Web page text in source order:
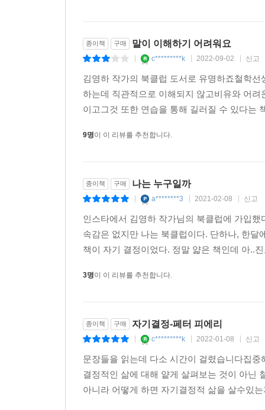
종이책 구매 말이 이해하기 어려워요
c*********k 2022-09-02 신고
김영하 작가의 북클럽 도서로 유명하죠철학
하는데 직관적으로 이해되지 않고비유와 어
이고그것 또한 연습을 통해 길러질 수 있다는
9명이 이 리뷰를 추천합니다.
종이책 구매 나는 누구일까
a********3 2021-02-08 신고
인스타에서 김영하 작가님의 북클럽에 가입
속감은 없지만 나는 북클럽이다. 단하나, 한
책이 자기 결정이었다. 정말 얇은 책인데 아..
3명이 이 리뷰를 추천합니다.
종이책 구매 자기결정-페터 피에리
c*********k 2022-01-08 신고
문장들을 읽는데 다소 시간이 걸렸습니다집
결정적인 삶에 대해 얕게 살펴보는 것이 아닌
아니라 어떻게 하면 자기결정적 삶을 살수있